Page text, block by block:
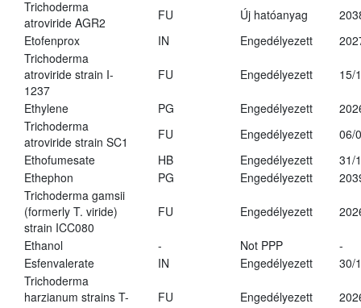
Trichoderma
atroviride AGR2
FU Új hatóanyag
Etofenprox
IN Engedélyezett
Trichoderma
atroviride strain I-
1237
FU Engedélyezett 15/
Ethylene PG Engedélyezett
Trichoderma
atroviride strain SC1
FU Engedélyezett
06/
Ethofumesate
HB Engedélyezett
31/
Ethephon
PG Engedélyezett
Trichoderma gamsii
(formerly T. viride)
strain ICC080
FU Engedélyezett
Ethanol - Not PPP
-
Esfenvalerate
IN Engedélyezett
30/
Trichoderma
harzianum strains T-
FU Engedélyezett